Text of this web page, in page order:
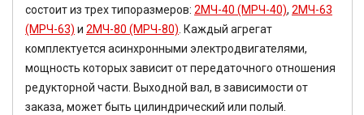
состоит из трех типоразмеров: 2МЧ-40 (МРЧ-40), 2МЧ-63
(МРЧ-63) и 2МЧ-80 (МРЧ-80). Каждый агрегат
комплектуется асинхронными электродвигателями,
мощность которых зависит от передаточного отношения
редукторной части. Выходной вал, в зависимости от
заказа, может быть цилиндрический или полый.